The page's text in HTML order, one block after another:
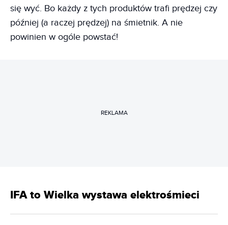
się wyć. Bo każdy z tych produktów trafi prędzej czy
później (a raczej prędzej) na śmietnik. A nie
powinien w ogóle powstać!
REKLAMA
IFA to Wielka wystawa elektrośmieci